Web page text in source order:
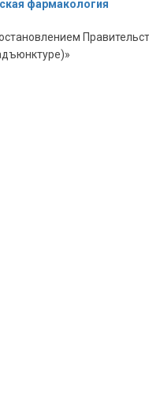
фармакология